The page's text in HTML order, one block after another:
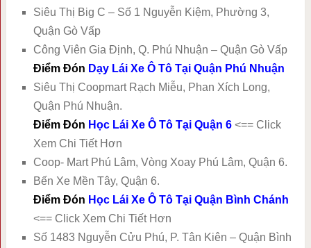
Siêu Thị Big C – Số 1 Nguyễn Kiệm, Phường 3,
Quận Gò Vấp
Công Viên Gia Định, Q. Phú Nhuận – Quận Gò Vấp
Điểm Đón Dạy Lái Xe Ô Tô Tại Quận Phú Nhuận
Siêu Thị Coopmart Rạch Miễu, Phan Xích Long,
Quận Phú Nhuận.
Điểm Đón Học Lái Xe Ô Tô Tại Quận 6 <== Click
Xem Chi Tiết Hơn
Coop- Mart Phú Lâm, Vòng Xoay Phú Lâm, Quận 6.
Bến Xe Mền Tây, Quận 6.
Điểm Đón Học Lái Xe Ô Tô Tại Quận Bình Chánh
<== Click Xem Chi Tiết Hơn
Số 1483 Nguyễn Cửu Phú, P. Tân Kiên – Quận Bình